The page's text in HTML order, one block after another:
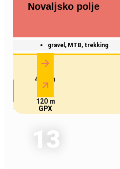
Novaljsko polje
gravel, MTB, trekking
4.9 km
120 m
GPX
13